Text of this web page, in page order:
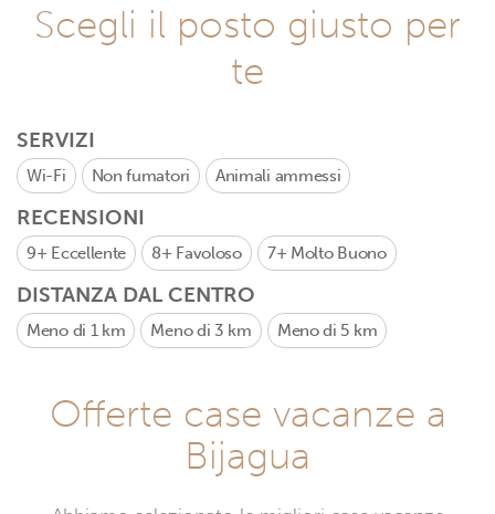
Scegli il posto giusto per
te
SERVIZI
Wi-Fi Non fumatori Animali ammessi
RECENSIONI
9+ Eccellente 8+ Favoloso 7+ Molto Buono
DISTANZA DAL CENTRO
Meno di 1 km Meno di 3 km Meno di 5 km
Offerte case vacanze a
Bijagua